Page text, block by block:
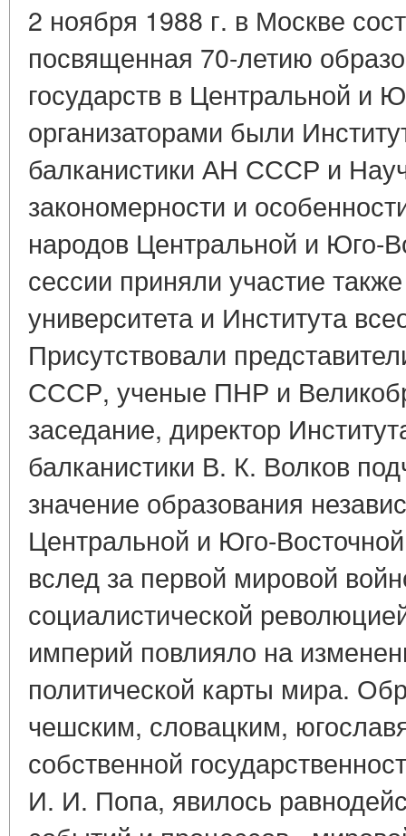
2 ноября 1988 г. в Москве
посвященная 70-летию
государств в Центральной и
организаторами были
балканистики АН СССР и
закономерности и
народов Центральной и Юго-
сессии приняли участие
университета и Института
Присутствовали
СССР, ученые ПНР и
заседание, директор
балканистики В. К. Волков
значение образования
Центральной и Юго-
вслед за первой мировой
социалистической
империй повлияло на
политической карты мира.
чешским, словацким,
собственной
И. И. Попа, явилось